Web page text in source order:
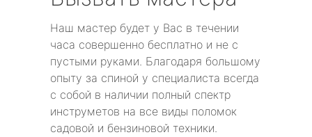
Наш мастер будет у Вас в течении
часа совершенно бесплатно и не с
пустыми руками. Благодаря большому
опыту за спиной у специалиста всегда
с собой в наличии полный спектр
инструметов на все виды поломок
садовой и бензиновой техники.